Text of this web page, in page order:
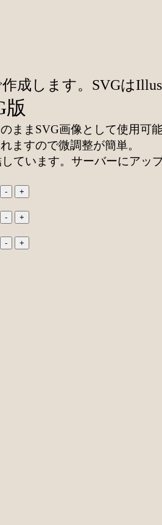
成します。SVGは
版
ままSVG画像として使用可
ますので微調整が簡単。
しています。サーバーにア
- +
- +
- +